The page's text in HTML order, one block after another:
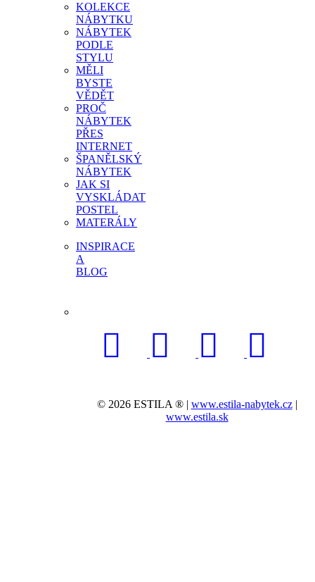
KOLEKCE
NÁBYTKU
NÁBYTEK
PODLE
STYLU
MĚLI
BYSTE
VĚDĚT
PROČ
NÁBYTEK
PŘES
INTERNET
ŠPANĚLSKÝ
NÁBYTEK
JAK SI
VYSKLÁDAT
POSTEL
MATERÁLY
INSPIRACE
A
BLOG
© 2026 ESTILA ® | www.estila-nabytek.cz|
www.estila.sk